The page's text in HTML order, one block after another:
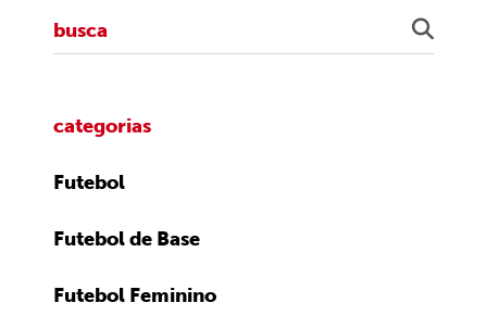
categorias
Futebol
Futebol de Base
Futebol Feminino